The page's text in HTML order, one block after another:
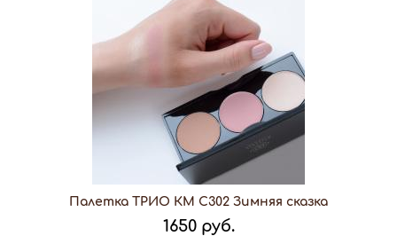
Палетка ТРИО КМ С302 Зимняя сказка
1650 руб.